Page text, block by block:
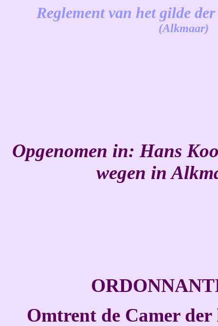
Reglement van het gilde
(Alkmaar)
Opgenomen in: Hans
wegen in
Omtrent de Camer